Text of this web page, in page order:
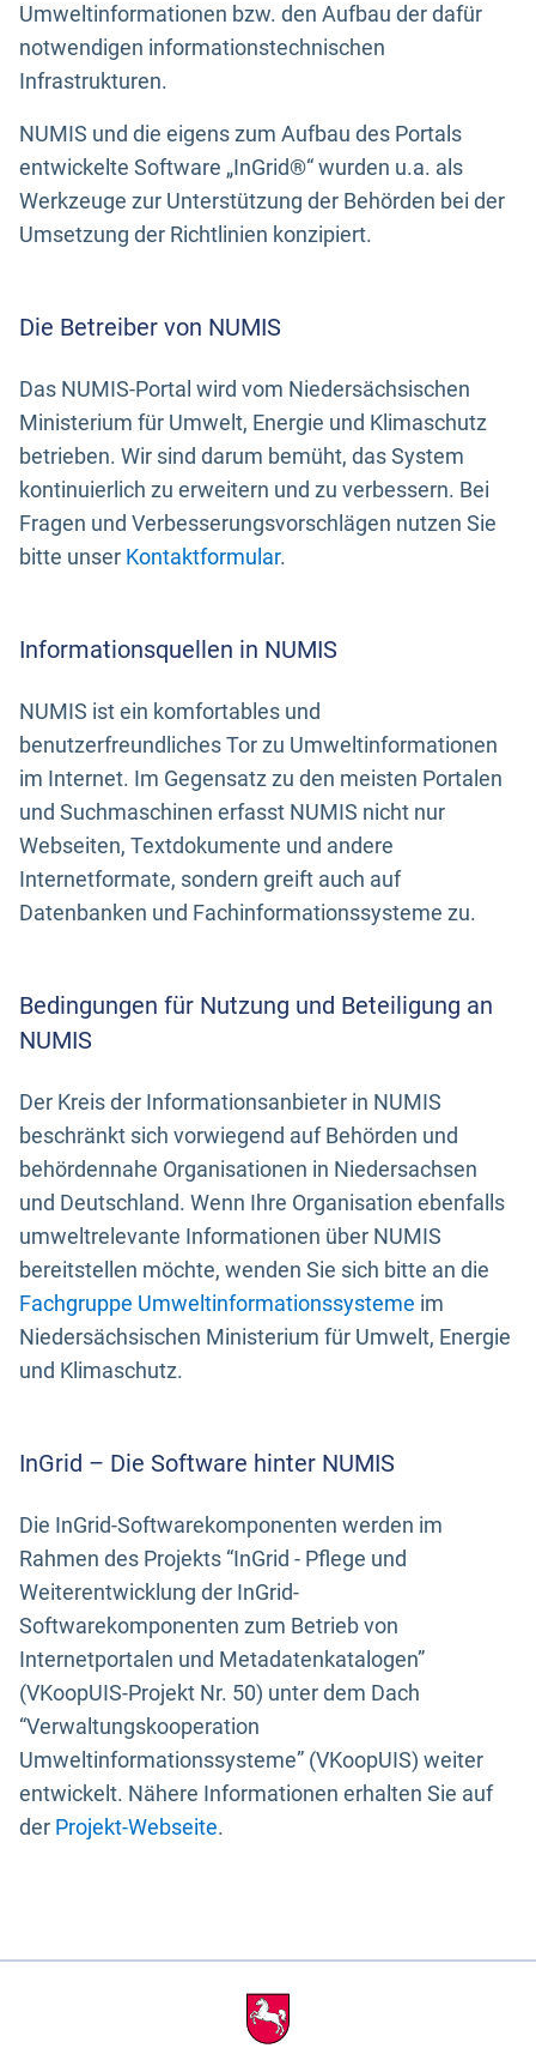
Umweltinformationen bzw. den Aufbau der dafür
notwendigen informationstechnischen
Infrastrukturen.
NUMIS und die eigens zum Aufbau des Portals
entwickelte Software „InGrid®“ wurden u.a. als
Werkzeuge zur Unterstützung der Behörden bei der
Umsetzung der Richtlinien konzipiert.
Die Betreiber von NUMIS
Das NUMIS-Portal wird vom Niedersächsischen
Ministerium für Umwelt, Energie und Klimaschutz
betrieben. Wir sind darum bemüht, das System
kontinuierlich zu erweitern und zu verbessern. Bei
Fragen und Verbesserungsvorschlägen nutzen Sie
bitte unser Kontaktformular.
Informationsquellen in NUMIS
NUMIS ist ein komfortables und
benutzerfreundliches Tor zu Umweltinformationen
im Internet. Im Gegensatz zu den meisten Portalen
und Suchmaschinen erfasst NUMIS nicht nur
Webseiten, Textdokumente und andere
Internetformate, sondern greift auch auf
Datenbanken und Fachinformationssysteme zu.
Bedingungen für Nutzung und Beteiligung an
NUMIS
Der Kreis der Informationsanbieter in NUMIS
beschränkt sich vorwiegend auf Behörden und
behördennahe Organisationen in Niedersachsen
und Deutschland. Wenn Ihre Organisation ebenfalls
umweltrelevante Informationen über NUMIS
bereitstellen möchte, wenden Sie sich bitte an die
Fachgruppe Umweltinformationssysteme im
Niedersächsischen Ministerium für Umwelt, Energie
und Klimaschutz.
InGrid – Die Software hinter NUMIS
Die InGrid-Softwarekomponenten werden im
Rahmen des Projekts “InGrid - Pflege und
Weiterentwicklung der InGrid-
Softwarekomponenten zum Betrieb von
Internetportalen und Metadatenkatalogen”
(VKoopUIS-Projekt Nr. 50) unter dem Dach
“Verwaltungskooperation
Umweltinformationssysteme” (VKoopUIS) weiter
entwickelt. Nähere Informationen erhalten Sie auf
der Projekt-Webseite.